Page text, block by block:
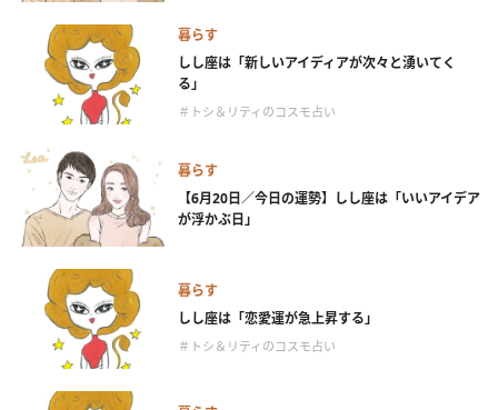
暮らす
しし座は「新しいアイディアが次々と湧いてく
る」
＃トシ＆リティのコスモ占い
暮らす
【6月20日／今日の運勢】しし座は「いいアイデア
が浮かぶ日」
暮らす
しし座は「恋愛運が急上昇する」
＃トシ＆リティのコスモ占い